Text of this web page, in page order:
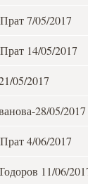
7/05/2017
14/05/2017
05/2017
28/05/2017
4/06/2017
11/06/